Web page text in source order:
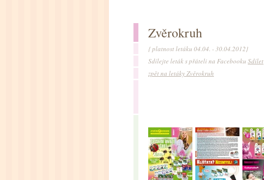
Zvěrokruh
{ platnost letáku 04.04. - 30.04.2012}
Sdílejte leták s přáteli na Facebooku Sdílet
zpět na letáky Zvěrokruh